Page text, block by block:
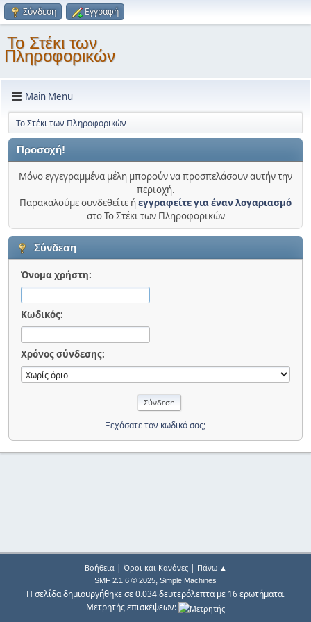
Σύνδεση Εγγραφή
Το Στέκι των
Πληροφορικών
Main Menu
Το Στέκι των Πληροφορικών
Προσοχή!
Μόνο εγγεγραμμένα μέλη μπορούν να προσπελάσουν αυτήν την
περιοχή.
Παρακαλούμε συνδεθείτε ήεγγραφείτε για έναν λογαριασμό
στο Το Στέκι των Πληροφορικών
Σύνδεση
Όνομα χρήστη:
Κωδικός:
Χρόνος σύνδεσης:
Ξεχάσατε τον κωδικό σας;
Βοήθεια| Όροι και Κανόνες| Πάνω ▲
SMF 2.1.6 © 2025, Simple Machines
Η σελίδα δημιουργήθηκε σε 0.034 δευτερόλεπτα με 16 ερωτήματα.
Μετρητής επισκέψεων: